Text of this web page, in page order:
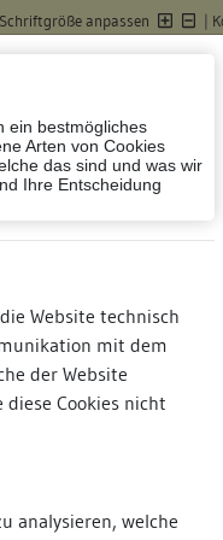
ein bestmögliches
Arten von Cookies
das sind und was wir
Ihre Entscheidung
Website technisch
mit dem
der Website
Cookies nicht
analysieren, welche
Schriftgröße anpassen |